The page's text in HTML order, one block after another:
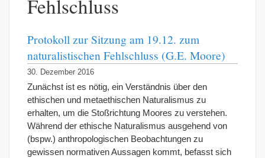
Fehlschluss
Protokoll zur Sitzung am 19.12. zum
naturalistischen Fehlschluss (G.E. Moore)
30. Dezember 2016
Zunächst ist es nötig, ein Verständnis über den
ethischen und metaethischen Naturalismus zu
erhalten, um die Stoßrichtung Moores zu verstehen.
Während der ethische Naturalismus ausgehend von
(bspw.) anthropologischen Beobachtungen zu
gewissen normativen Aussagen kommt, befasst sich